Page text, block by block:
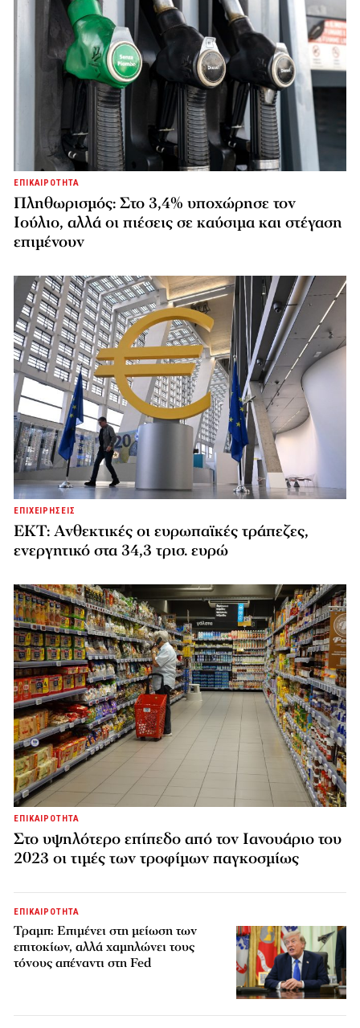
ΕΠΙΚΑΙΡΟΤΗΤΑ
Πληθωρισμός: Στο 3,4% υποχώρησε τον
Ιούλιο, αλλά οι πιέσεις σε καύσιμα και στέγαση
επιμένουν
ΕΠΙΧΕΙΡΗΣΕΙΣ
ΕΚΤ: Ανθεκτικές οι ευρωπαϊκές τράπεζες,
ενεργητικό στα 34,3 τρισ. ευρώ
ΕΠΙΚΑΙΡΟΤΗΤΑ
Στο υψηλότερο επίπεδο από τον Ιανουάριο του
2023 οι τιμές των τροφίμων παγκοσμίως
ΕΠΙΚΑΙΡΟΤΗΤΑ
Τραμπ: Επιμένει στη μείωση των
επιτοκίων, αλλά χαμηλώνει τους
τόνους απέναντι στη Fed